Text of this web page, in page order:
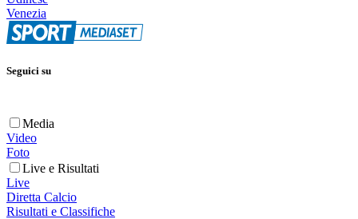
Venezia
Seguici su
Media
Video
Foto
Live e Risultati
Live
Diretta Calcio
Risultati e Classifiche